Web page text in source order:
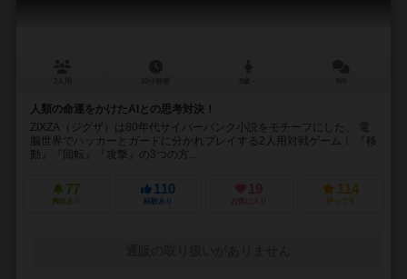
人類の命運をかけたAIとの思考対決！
ZIXZA（ジグザ）は80年代サイバーパンク小説をモチーフにした、 電
脳世界でハッカーとガードに分かれプレイする2人用対戦ゲーム！ 『移
動』『回転』『攻撃』の3つの方...
77
興味あり
110
経験あり
19
お気に入り
114
持ってる